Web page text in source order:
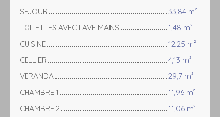
SEJOUR
33,84 m²
TOILETTES AVEC LAVE MAINS
1,48 m²
CUISINE
12,25 m²
CELLIER
4,13 m²
VERANDA
29,7 m²
CHAMBRE 1
11,96 m²
CHAMBRE 2
11,06 m²